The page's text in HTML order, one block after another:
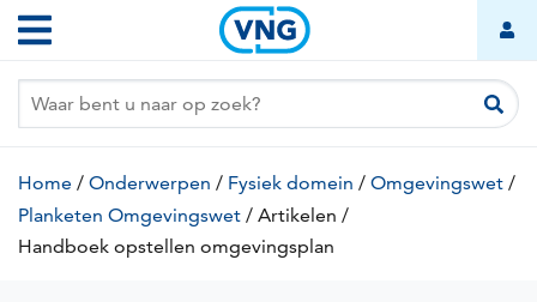
Overslaan
en
naar
inhoud
Hoofdnavigatie
Handboek
opstellen
omgevingsplan
Kruimelpad
Home / Onderwerpen / Fysiek domein / Omgevingswet /
Planketen Omgevingswet / Artikelen (huidige
/
Handboek opstellen omgevingsplan